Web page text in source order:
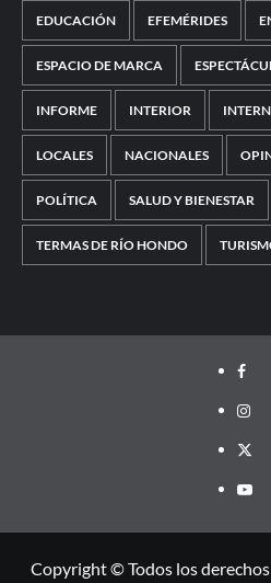
EDUCACIÓN EFEMÉRIDES
ESPACIO DE MARCA
INFORME INTERIOR
LOCALES NACIONALES
POLÍTICA SALUD Y BIENESTAR
TERMAS DE RÍO HONDO
Copyright © Todos los derechos